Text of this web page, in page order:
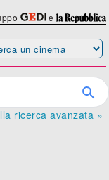
e
ricerca avanzata »